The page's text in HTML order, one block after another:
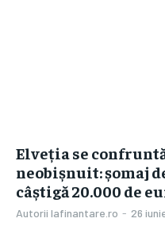
Elveția se
neobișnuit: șomaj
câștigă 20.000 de
Autorii Iafinantare.ro - 26